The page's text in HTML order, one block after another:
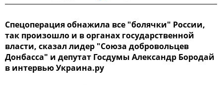
Спецоперация обнажила все "болячки" России,
так произошло и в органах государственной
власти, сказал лидер "Союза добровольцев
Донбасса" и депутат Госдумы Александр Бородай
в интервью Украина.ру